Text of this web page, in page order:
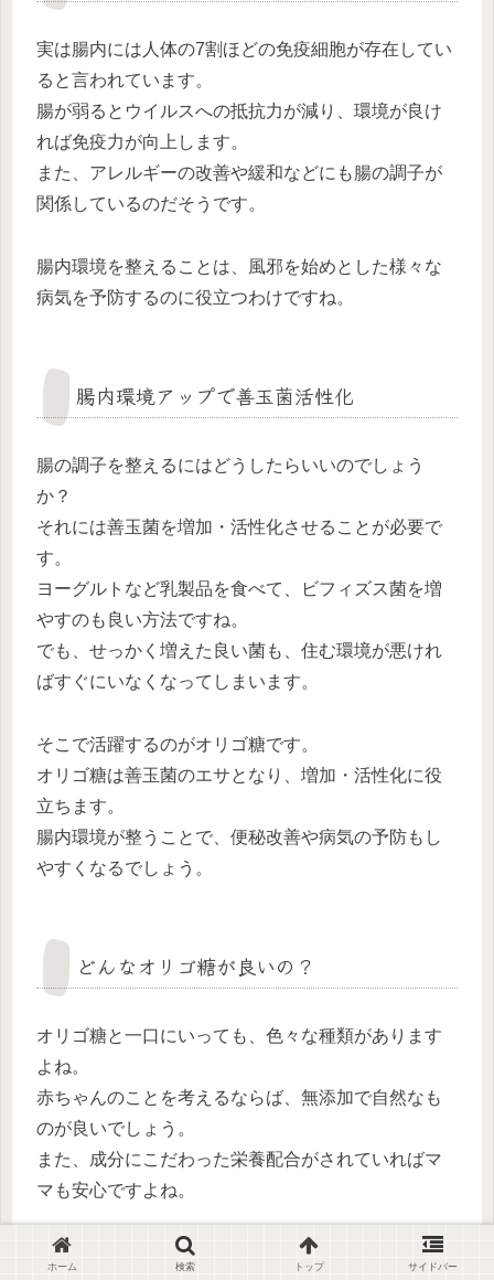
実は腸内には人体の7割ほどの免疫細胞が存在してい
ると言われています。
腸が弱るとウイルスへの抵抗力が減り、環境が良け
れば免疫力が向上します。
また、アレルギーの改善や緩和などにも腸の調子が
関係しているのだそうです。
腸内環境を整えることは、風邪を始めとした様々な
病気を予防するのに役立つわけですね。
腸内環境アップで善玉菌活性化
腸の調子を整えるにはどうしたらいいのでしょう
か？
それには善玉菌を増加・活性化させることが必要で
す。
ヨーグルトなど乳製品を食べて、ビフィズス菌を増
やすのも良い方法ですね。
でも、せっかく増えた良い菌も、住む環境が悪けれ
ばすぐにいなくなってしまいます。
そこで活躍するのがオリゴ糖です。
オリゴ糖は善玉菌のエサとなり、増加・活性化に役
立ちます。
腸内環境が整うことで、便秘改善や病気の予防もし
やすくなるでしょう。
どんなオリゴ糖が良いの？
オリゴ糖と一口にいっても、色々な種類があります
よね。
赤ちゃんのことを考えるならば、無添加で自然なも
のが良いでしょう。
また、成分にこだわった栄養配合がされていればマ
マも安心ですよね。
オリゴ糖を選ぶ際には「天然成分であるかどうか」
ホーム 検索 トップ サイドバー